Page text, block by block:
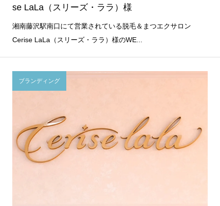
se LaLa（スリーズ・ララ）様
湘南藤沢駅南口にて営業されている脱毛＆まつエクサロン
Cerise LaLa（スリーズ・ララ）様のWE...
ブランディング